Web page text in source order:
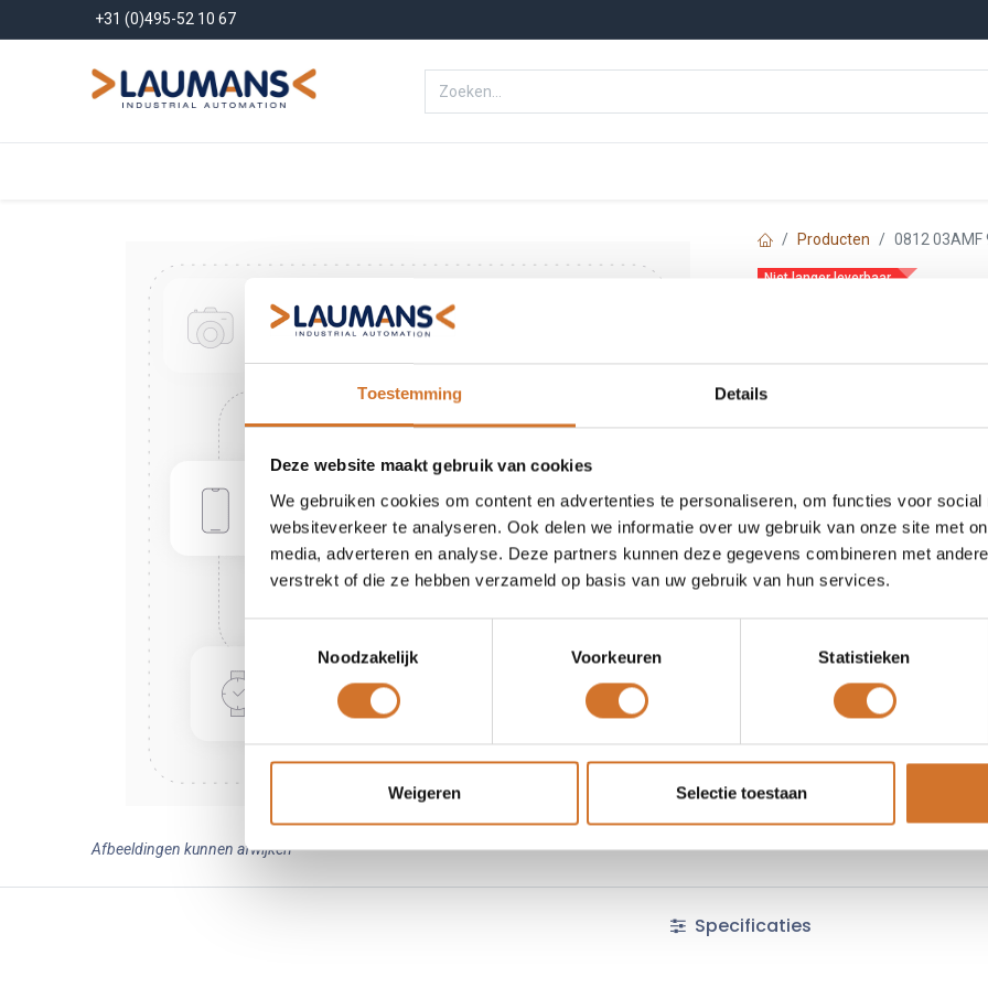
Toestemming Details
Deze website maakt gebruik van cookies
We gebruiken cookies om content en advertenties te personaliseren, om functies voor social
websiteverkeer te analyseren. Ook delen we informatie over uw gebruik van onze site met
media, adverteren en analyse. Deze partners kunnen deze gegevens combineren met
verstrekt of die ze hebben verzameld op basis van uw gebruik van hun services.
Noodzakelijk
Voorkeuren Statistieken
Weigeren Selectie toestaan
+31 (0)495-52 10 67
Afbeeldingen kunnen afwijken
Producten 0812 03AMF
Niet langer leverbaar
Artikelnummer :
Login
Vergelijken
Vergelijken
Neem contact op voor
Algemene voorwaarden :
Specificaties